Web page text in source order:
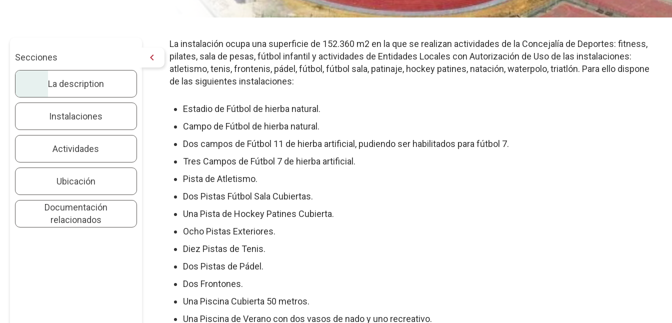
Secciones chevron_right
La description
Instalaciones
Actividades
Ubicación
Documentación
relacionados
La
description
La instalación ocupa una superficie de 152.360 m2 en la que se realizan actividades de la Concejalía de Deportes: fitness,
pilates, sala de pesas, fútbol infantil y actividades de Entidades Locales con Autorización de Uso de las instalaciones:
atletismo, tenis, frontenis, pádel, fútbol, fútbol sala, patinaje, hockey patines, natación, waterpolo, triatlón. Para ello dispone
de las siguientes instalaciones:
Estadio de Fútbol de hierba natural.
Campo de Fútbol de hierba natural.
Dos campos de Fútbol 11 de hierba artificial, pudiendo ser habilitados para fútbol 7.
Tres Campos de Fútbol 7 de hierba artificial.
Pista de Atletismo.
Dos Pistas Fútbol Sala Cubiertas.
Una Pista de Hockey Patines Cubierta.
Ocho Pistas Exteriores.
Diez Pistas de Tenis.
Dos Pistas de Pádel.
Dos Frontones.
Una Piscina Cubierta 50 metros.
Una Piscina de Verano con dos vasos de nado y uno recreativo.